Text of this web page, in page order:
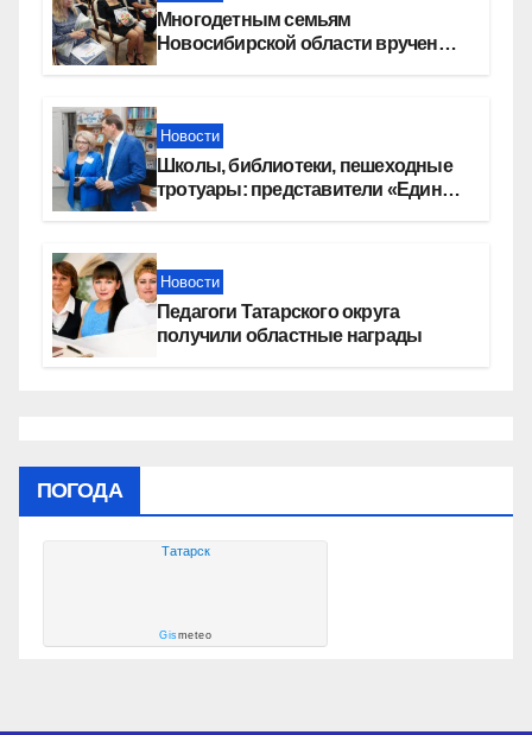
Многодетным семьям
Новосибирской области вручены
Новости
Школы, библиотеки, пешеходные
тротуары: представители «Единой
Новости
Педагоги Татарского округа
получили областные награды
ПОГОДА
Татарск
Gismeteo